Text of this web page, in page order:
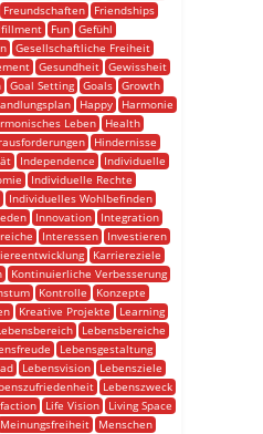
Freundschaften
Friendships
Fun Gefühl
Gesellschaftliche Freiheit
Gesundheit
Gewissheit
Goal Setting Goals Growth
Happy
Harmonie
Leben
Health
Hindernisse
Independence
Individuelle
Individuelle Rechte
Individuelles Wohlbefinden
Innovation
Integration
Interessen
Investieren
Karriereziele
Kontinuierliche Verbesserung
Kontrolle
Konzepte
Kreative Projekte
Learning
Lebensbereiche
Lebensgestaltung
Lebensvision
Lebensziele
Lebenszweck
Life Vision
Living Space
Meinungsfreiheit
Menschen